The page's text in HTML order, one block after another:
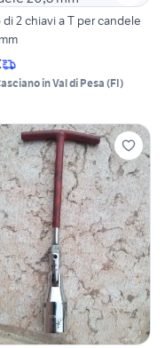
di 2 chiavi a T per candele
in Val di Pesa(FI)